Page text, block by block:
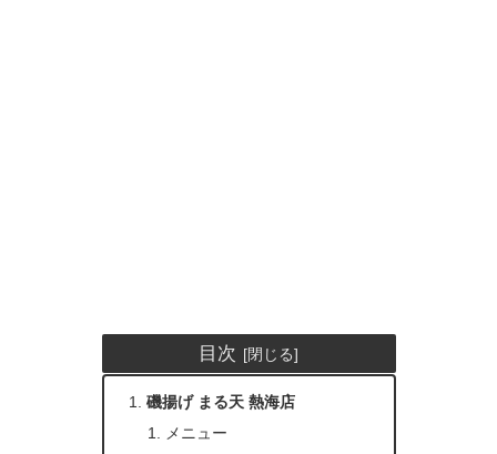
目次
磯揚げ まる天 熱海店
メニュー